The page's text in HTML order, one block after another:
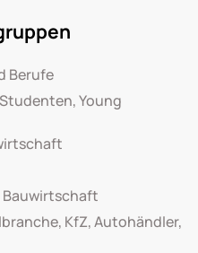
Berufe
Young
KfZ, Autohändler,